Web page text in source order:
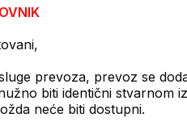
prevoza, prevoz se
biti identični stvarnom
neće biti dostupni.